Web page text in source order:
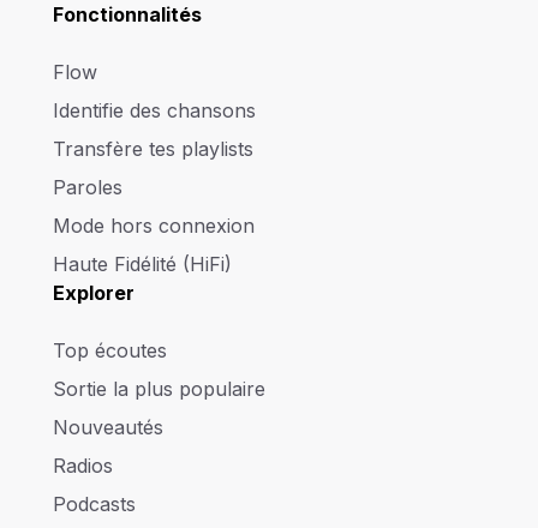
Fonctionnalités
Flow
Identifie des chansons
Transfère tes playlists
Paroles
Mode hors connexion
Haute Fidélité (HiFi)
Explorer
Top écoutes
Sortie la plus populaire
Nouveautés
Radios
Podcasts